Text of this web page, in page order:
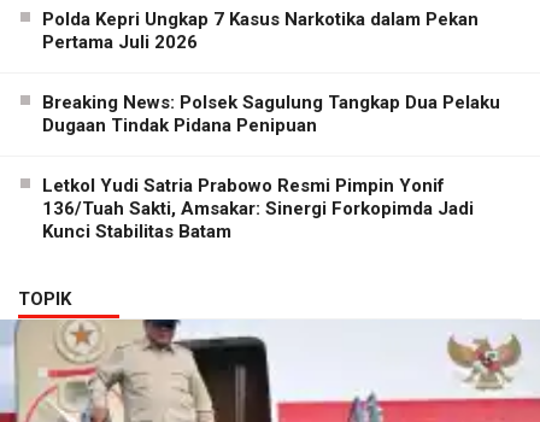
Polda Kepri Ungkap 7 Kasus Narkotika dalam Pekan
Pertama Juli 2026
Breaking News: Polsek Sagulung Tangkap Dua Pelaku
Dugaan Tindak Pidana Penipuan
Letkol Yudi Satria Prabowo Resmi Pimpin Yonif
136/Tuah Sakti, Amsakar: Sinergi Forkopimda Jadi
Kunci Stabilitas Batam
TOPIK